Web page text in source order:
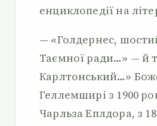
енциклопедії на
— «Голдернес,
Таємної ради…» — й
Карлтонський…»
Геллемширі з 1900
Чарльза Еплдора, з